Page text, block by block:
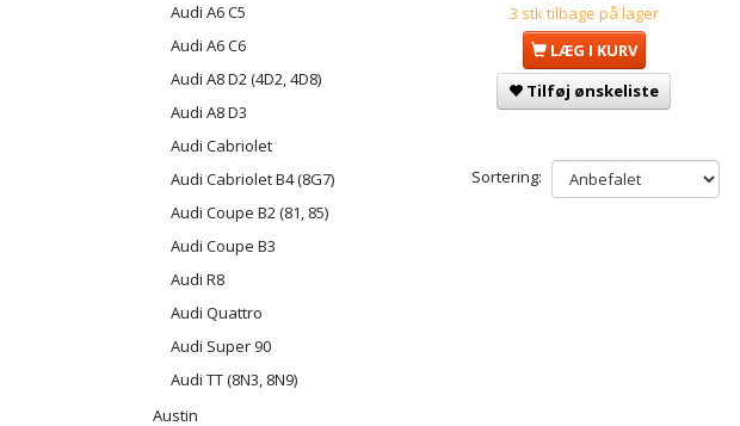
Audi A6 C5
Audi A6 C6
Audi A8 D2 (4D2, 4D8)
Audi A8 D3
Audi Cabriolet
Audi Cabriolet B4 (8G7)
Audi Coupe B2 (81, 85)
Audi Coupe B3
Audi R8
Audi Quattro
Audi Super 90
Audi TT (8N3, 8N9)
Austin
3 stk tilbage på lager
LÆG I KURV
Tilføj ønskeliste
Sortering: